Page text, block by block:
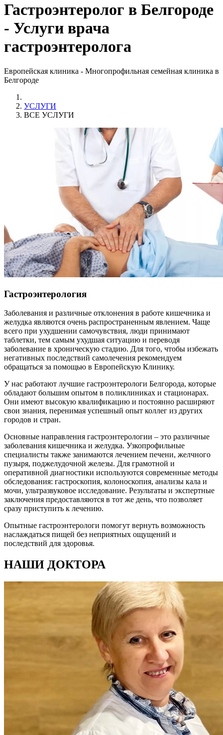
Гастроэнтеролог в Белгороде
- Услуги врача
гастроэнтеролога
Европейская клиника - Многопрофильная семейная клиника в
Белгороде
УСЛУГИ
ВСЕ УСЛУГИ
Гастроэнтерология
Заболевания и различные отклонения в работе кишечника и
желудка являются очень распространенным явлением. Чаще
всего при ухудшении самочувствия, люди принимают
таблетки, тем самым ухудшая ситуацию и переводя
заболевание в хроническую стадию. Для того, чтобы избежать
негативных последствий самолечения рекомендуем
обращаться за помощью в Европейскую Клинику.
У нас работают лучшие гастроэнтерологи Белгорода, которые
обладают большим опытом в поликлиниках и стационарах.
Они имеют высокую квалификацию и постоянно расширяют
свои знания, перенимая успешный опыт коллег из других
городов и стран.
Основные направления гастроэнтерологии – это различные
заболевания кишечника и желудка. Узкопрофильные
специалисты также занимаются лечением печени, желчного
пузыря, поджелудочной железы. Для грамотной и
оперативной диагностики используются современные методы
обследования: гастроскопия, колоноскопия, анализы кала и
мочи, ультразвуковое исследование. Результаты и экспертные
заключения предоставляются в тот же день, что позволяет
сразу приступить к лечению.
Опытные гастроэнтерологи помогут вернуть возможность
наслаждаться пищей без неприятных ощущений и
последствий для здоровья.
НАШИ ДОКТОРА